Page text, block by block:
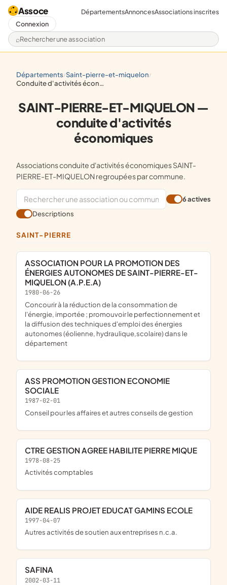
Assoce
Rechercher une association
DépartementsAnnoncesAssociations inscrites
Connexion
départements/ saint-pierre-et-miquelon/
conduite d'activités économiques
SAINT-PIERRE-ET-MIQUELON —
conduite d'activités
économiques
Associations conduite d'activités économiques SAINT-
PIERRE-ET-MIQUELON regroupées par commune.
6 actives
Descriptions
SAINT-PIERRE
ASSOCIATION POUR LA PROMOTION DES
ÉNERGIES AUTONOMES DE SAINT-PIERRE-ET-
MIQUELON (A.P.E.A)
1980-06-26
concourir à la réduction de la consommation de
l'énergie, importée ; promouvoir le perfectionnement et
la diffusion des techniques d'emploi des énergies
autonomes (éolienne, hydraulique,scolaire) dans le
département
ASS PROMOTION GESTION ECONOMIE
SOCIALE
1987-02-01
Conseil pour les affaires et autres conseils de gestion
CTRE GESTION AGREE HABILITE PIERRE MIQUE
1978-08-25
Activités comptables
AIDE REALIS PROJET EDUCAT GAMINS ECOLE
1997-04-07
Autres activités de soutien aux entreprises n.c.a.
SAFINA
2002-03-11